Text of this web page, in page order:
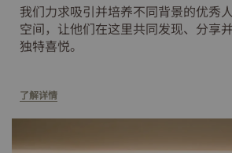
我们力求吸引并培养不同背景的优秀
空间，让他们在这里共同发现、分享
独特喜悦。
了解详情